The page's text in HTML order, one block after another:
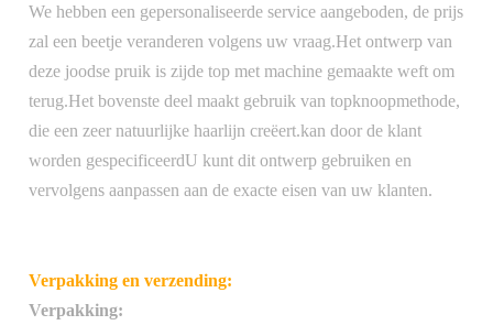
We hebben een gepersonaliseerde service aangeboden, de prijs
zal een beetje veranderen volgens uw vraag.Het ontwerp van
deze joodse pruik is zijde top met machine gemaakte weft om
terug.Het bovenste deel maakt gebruik van topknoopmethode,
die een zeer natuurlijke haarlijn creëert.kan door de klant
worden gespecificeerdU kunt dit ontwerp gebruiken en
vervolgens aanpassen aan de exacte eisen van uw klanten.
Verpakking en verzending:
Verpakking: